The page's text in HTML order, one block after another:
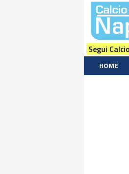
Segui
HOME